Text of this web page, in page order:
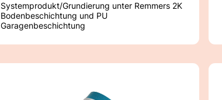
Systemprodukt/Grundierung unter Remmers 2K
Bodenbeschichtung und PU
Garagenbeschichtung